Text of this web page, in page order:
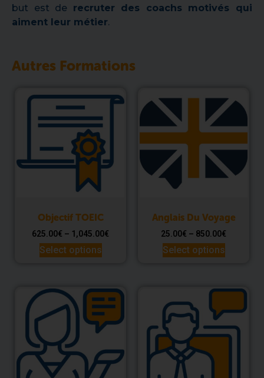
but est de recruter des coachs motivés qui
aiment leur métier.
Autres Formations
Objectif TOEIC
625.00€ – 1,045.00€
Select options
Anglais Du Voyage
25.00€ – 850.00€
Select options